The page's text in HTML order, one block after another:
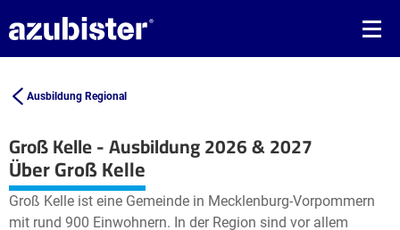
Ausbildung Regional
Groß Kelle - Ausbildung 2026 & 2027
+
−
Leaflet| ©OpenStreetMap2
Über Groß Kelle
Groß Kelle ist eine Gemeinde in Mecklenburg-Vorpommern
mit rund 900 Einwohnern. In der Region sind vor allem